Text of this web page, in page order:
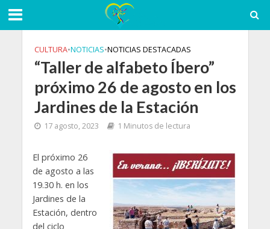
CULTURA•NOTICIAS•NOTICIAS DESTACADAS
“Taller de alfabeto Íbero”
próximo 26 de agosto en los
Jardines de la Estación
17 agosto, 2023 1 Minutos de lectura
El próximo 26
de agosto a las
19.30 h. en los
Jardines de la
Estación, dentro
del ciclo